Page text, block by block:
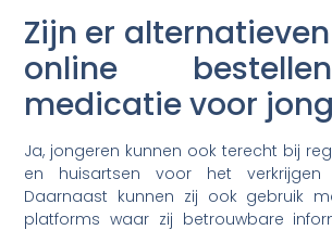
Zijn er
online
medicatie voor
Ja, jongeren kunnen ook terecht bij
en huisartsen voor het verkrijgen
Daarnaast kunnen zij ook gebruik
platforms waar zij betrouwbare